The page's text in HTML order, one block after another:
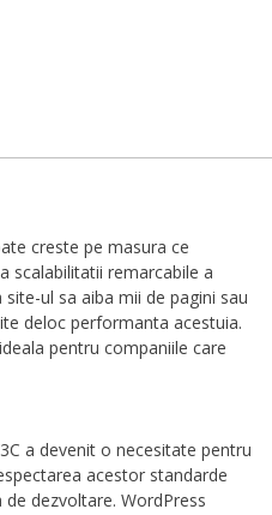
creste pe masura ce
scalabilitatii remarcabile a
ul sa aiba mii de pagini sau
deloc performanta acestuia.
pentru companiile care
a devenit o necesitate pentru
acestor standarde
dezvoltare. WordPress